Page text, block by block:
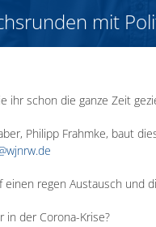
mit
ihr schon die ganze Zeit
Philipp Frahmke, baut
einen regen Austausch und
in der Corona-Krise?